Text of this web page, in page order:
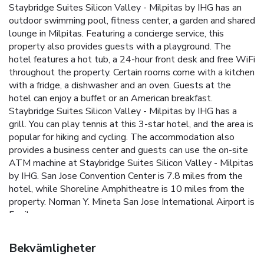
Staybridge Suites Silicon Valley - Milpitas by IHG has an
outdoor swimming pool, fitness center, a garden and shared
lounge in Milpitas. Featuring a concierge service, this
property also provides guests with a playground. The
hotel features a hot tub, a 24-hour front desk and free WiFi
throughout the property. Certain rooms come with a kitchen
with a fridge, a dishwasher and an oven. Guests at the
hotel can enjoy a buffet or an American breakfast.
Staybridge Suites Silicon Valley - Milpitas by IHG has a
grill. You can play tennis at this 3-star hotel, and the area is
popular for hiking and cycling. The accommodation also
provides a business center and guests can use the on-site
ATM machine at Staybridge Suites Silicon Valley - Milpitas
by IHG. San Jose Convention Center is 7.8 miles from the
hotel, while Shoreline Amphitheatre is 10 miles from the
property. Norman Y. Mineta San Jose International Airport is
5 miles away.
Bekvämligheter